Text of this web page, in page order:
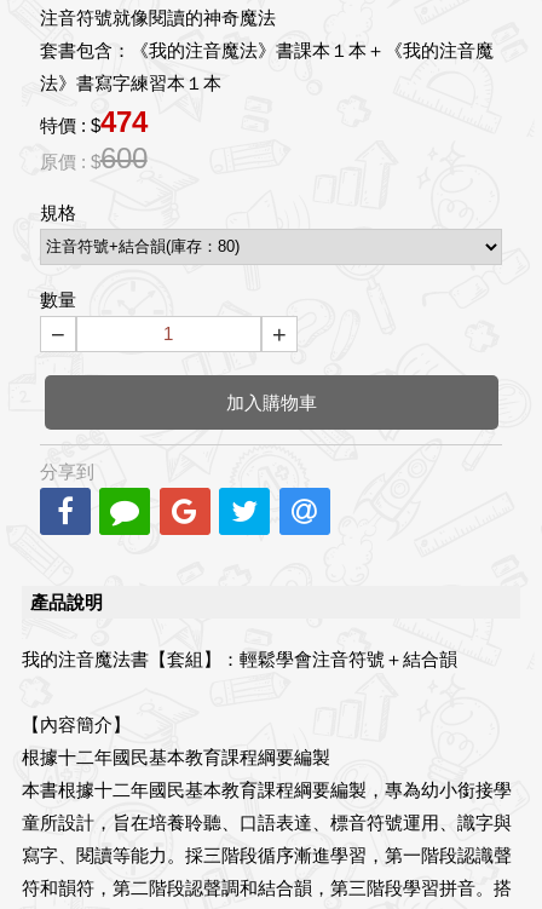
注音符號就像閱讀的神奇魔法
套書包含：《我的注音魔法》書課本１本＋《我的注音魔
法》書寫字練習本１本
特價 : $474
原價 : $600
規格
數量
− +
加入購物車
分享到
產品說明
我的注音魔法書【套組】：輕鬆學會注音符號＋結合韻
【內容簡介】
根據十二年國民基本教育課程綱要編製
本書根據十二年國民基本教育課程綱要編製，專為幼小銜接學
童所設計，旨在培養聆聽、口語表達、標音符號運用、識字與
寫字、閱讀等能力。採三階段循序漸進學習，第一階段認識聲
符和韻符，第二階段認聲調和結合韻，第三階段學習拼音。搭